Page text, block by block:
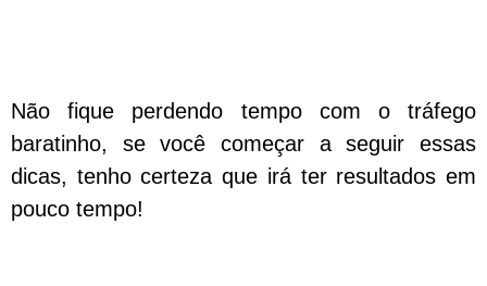
Não fique perdendo tempo com o tráfego
baratinho, se você começar a seguir essas
dicas, tenho certeza que irá ter resultados em
pouco tempo!